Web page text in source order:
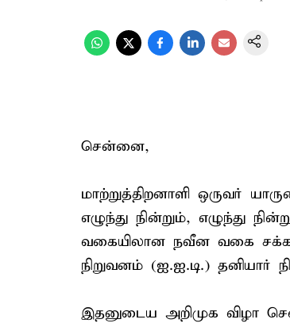
சென்னை,
மாற்றுத்திறனாளி ஒருவர்
எழுந்து நின்றும், எழுந்து
வகையிலான நவீன வகை
நிறுவனம் (ஐ.ஐ.டி.)
இதனுடைய அறிமுக விழா